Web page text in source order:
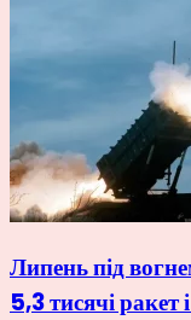
Липень під
5,3 тисячі ракет